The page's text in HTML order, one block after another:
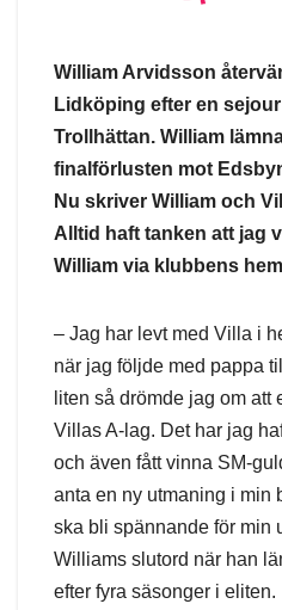
William Arvidsson
Lidköping efter en
Trollhättan. William
finalförlusten mot
Nu skriver William och
Alltid haft tanken att jag
William via klubbens
– Jag har levt med Villa i
när jag följde med pappa
liten så drömde jag om att
Villas A-lag. Det har jag
och även fått vinna SM-
anta en ny utmaning i min
ska bli spännande för min
Williams slutord när han
efter fyra säsonger i eliten.